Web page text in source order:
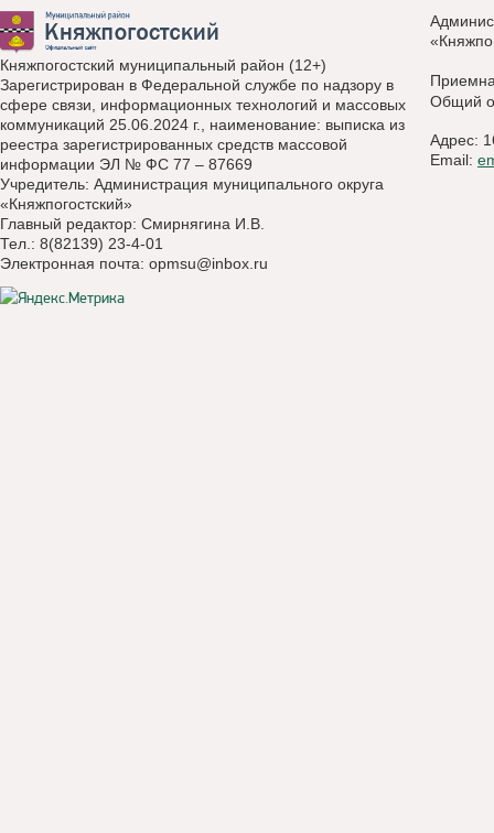
Княжпогостский муниципальный район (12+)
Зарегистрирован в Федеральной службе по надзору в
сфере связи, информационных технологий и массовых
коммуникаций 25.06.2024 г., наименование: выписка из
реестра зарегистрированных средств массовой
информации ЭЛ № ФС 77 – 87669
Учредитель: Администрация муниципального округа
«Княжпогостский»
Главный редактор: Смирнягина И.В.
Тел.: 8(82139) 23-4-01
Электронная почта: opmsu@inbox.ru
Общий
Адрес:
Email: